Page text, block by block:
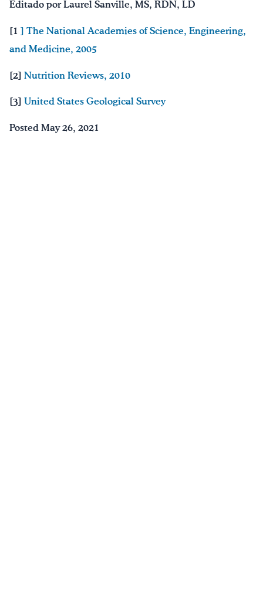
Editado por Laurel Sanville, MS, RDN, LD
[1 ] The National Academies of Science, Engineering,
and Medicine, 2005
[2] Nutrition Reviews, 2010
[3] United States Geological Survey
Posted May 26, 2021